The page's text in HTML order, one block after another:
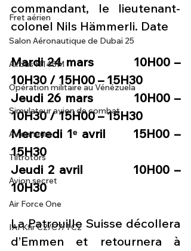
Fret aérien
Salon Aéronautique de Dubaï 25
Airbus H145M
Opération militaire au Vénézuela
Simulateur avion de combat
Avionneurs
Tiltrotors
Avion secret
Air Force One
IAI Kfir C2/C7/TC2
commandant, le lieutenant-
colonel Nils Hämmerli. Date
Mardi 24 mars          10H00 –
10H30 / 15H00 – 15H30
Jeudi 26 mars          10H00 –
10H30 / 15H00 – 15H30
Mercredi 1ᵉ avril      15H00 –
15H30
Jeudi 2 avril 	    10H00 –
10H30
La Patrouille Suisse décollera
d’Emmen et retournera à